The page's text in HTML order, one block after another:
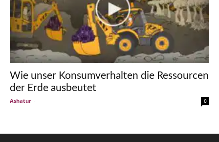
Wie unser Konsumverhalten die Ressourcen
der Erde ausbeutet
Ashatur - 0